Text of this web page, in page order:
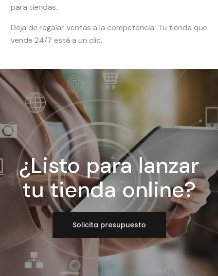
para tiendas.
Deja de regalar ventas a la competencia. Tu tienda que
vende 24/7 está a un clic.
¿Listo para lanzar
tu tienda online?
Solicita presupuesto